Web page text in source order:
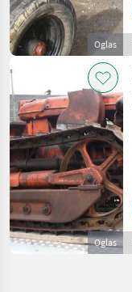
Oglas
Oglas